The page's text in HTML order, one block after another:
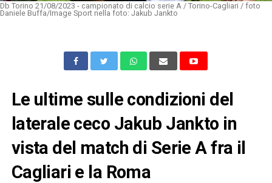
Db Torino 21/08/2023 - campionato di calcio serie A / Torino-Cagliari / foto
Daniele Buffa/Image Sport nella foto: Jakub Jankto
Le ultime sulle condizioni del
laterale ceco Jakub Jankto in
vista del match di Serie A fra il
Cagliari e la Roma